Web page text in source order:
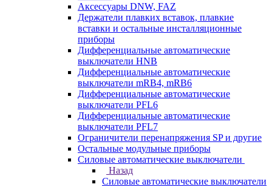
Аксессуары DNW, FAZ
Держатели плавких вставок, плавкие
вставки и остальные инсталляционные
приборы
Дифференциальные автоматические
выключатели HNB
Дифференциальные автоматические
выключатели mRB4, mRB6
Дифференциальные автоматические
выключатели PFL6
Дифференциальные автоматические
выключатели PFL7
Ограничители перенапряжения SP и другие
Остальные модульные приборы
Силовые автоматические выключатели
Назад
Силовые автоматические выключатели